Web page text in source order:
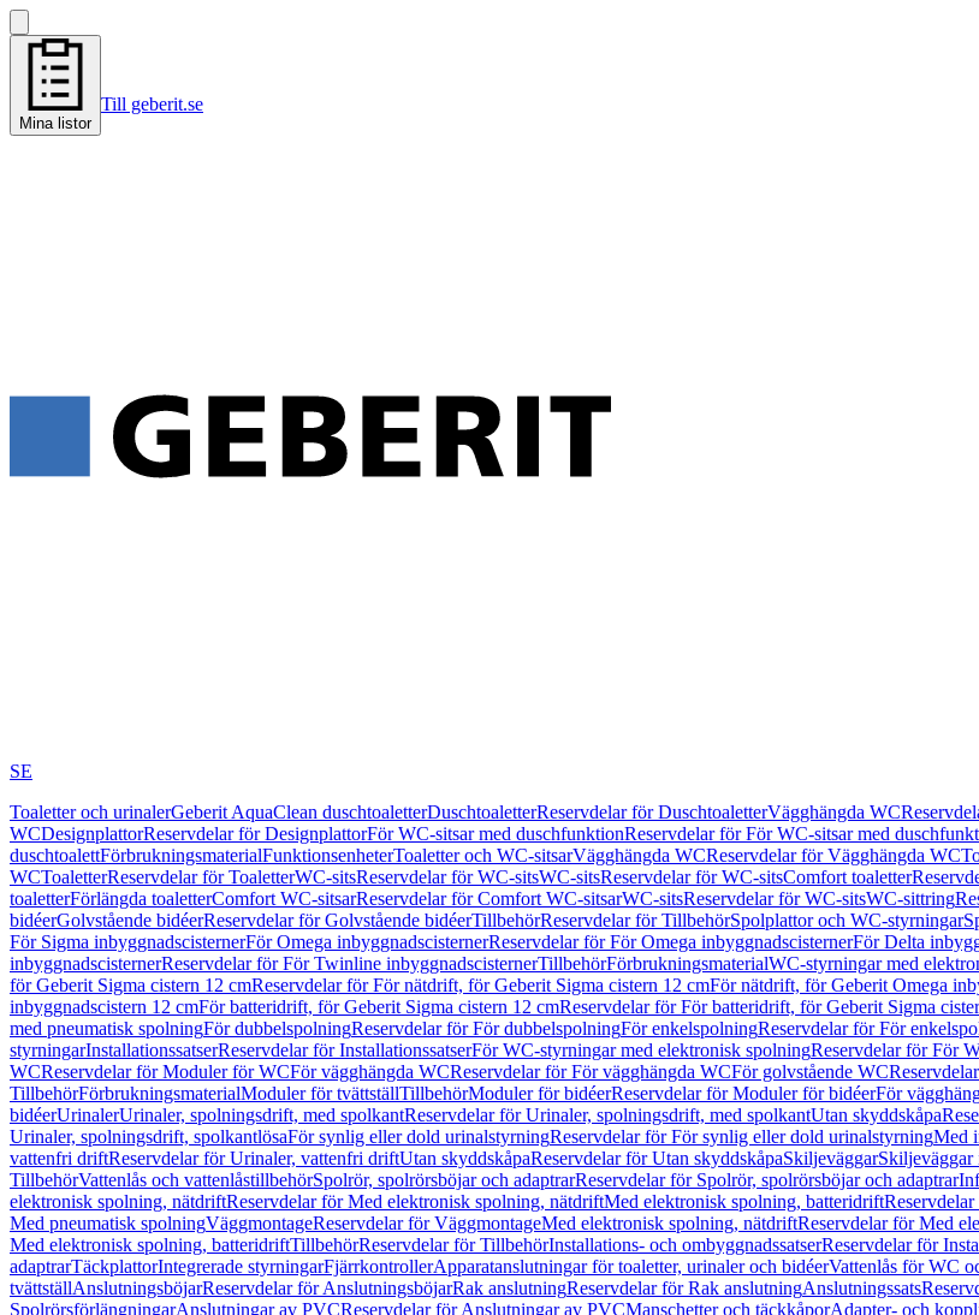
Mina listor
Till geberit.se
SE
Toaletter och urinalerGeberit AquaClean duschtoaletterDuschtoaletterReservdelar för DuschtoaletterVägghängda WC
WCDesignplattorReservdelar för DesignplattorFör WC-sitsar med duschfunktionReservdelar för För WC-sitsar med
duschtoalettFörbrukningsmaterialFunktionsenheterToaletter och WC-sitsarVägghängda WCReservdelar för Vägghängda WC
WCToaletterReservdelar för ToaletterWC-sitsReservdelar för WC-sitsWC-sitsReservdelar för WC-sitsComfort toaletter
toaletterFörlängda toaletterComfort WC-sitsarReservdelar för Comfort WC-sitsarWC-sitsReservdelar för WC-sitsWC-sittring
bidéerGolvstående bidéerReservdelar för Golvstående bidéerTillbehörReservdelar för TillbehörSpolplattor och WC-styrningar
För Sigma inbyggnadscisternerFör Omega inbyggnadscisternerReservdelar för För Omega inbyggnadscisternerFör Delta
inbyggnadscisternerReservdelar för För Twinline inbyggnadscisternerTillbehörFörbrukningsmaterialWC-styrningar med
för Geberit Sigma cistern 12 cmReservdelar för För nätdrift, för Geberit Sigma cistern 12 cmFör nätdrift, för Geberit Omega
inbyggnadscistern 12 cmFör batteridrift, för Geberit Sigma cistern 12 cmReservdelar för För batteridrift, för Geberit Sigma
med pneumatisk spolningFör dubbelspolningReservdelar för För dubbelspolningFör enkelspolningReservdelar för För
styrningarInstallationssatserReservdelar för InstallationssatserFör WC-styrningar med elektronisk spolningReservdelar för För
WCReservdelar för Moduler för WCFör vägghängda WCReservdelar för För vägghängda WCFör golvstående WC
TillbehörFörbrukningsmaterialModuler för tvättställTillbehörModuler för bidéerReservdelar för Moduler för bidéerFör
bidéerUrinalerUrinaler, spolningsdrift, med spolkantReservdelar för Urinaler, spolningsdrift, med spolkantUtan skyddskåpa
Urinaler, spolningsdrift, spolkantlösaFör synlig eller dold urinalstyrningReservdelar för För synlig eller dold urinalstyrningMed
vattenfri driftReservdelar för Urinaler, vattenfri driftUtan skyddskåpaReservdelar för Utan skyddskåpaSkiljeväggarSkiljeväggar
TillbehörVattenlås och vattenlåstillbehörSpolrör, spolrörsböjar och adaptrarReservdelar för Spolrör, spolrörsböjar och adaptrar
elektronisk spolning, nätdriftReservdelar för Med elektronisk spolning, nätdriftMed elektronisk spolning, batteridrift
Med pneumatisk spolningVäggmontageReservdelar för VäggmontageMed elektronisk spolning, nätdriftReservdelar för Med
Med elektronisk spolning, batteridriftTillbehörReservdelar för TillbehörInstallations- och ombyggnadssatserReservdelar för
adaptrarTäckplattorIntegrerade styrningarFjärrkontrollerApparatanslutningar för toaletter, urinaler och bidéerVattenlås för WC
tvättställAnslutningsböjarReservdelar för AnslutningsböjarRak anslutningReservdelar för Rak anslutningAnslutningssats
SpolrörsförlängningarAnslutningar av PVCReservdelar för Anslutningar av PVCManschetter och täckkåporAdapter- och